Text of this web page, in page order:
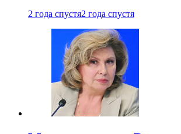
2 года спустя2 года спустя